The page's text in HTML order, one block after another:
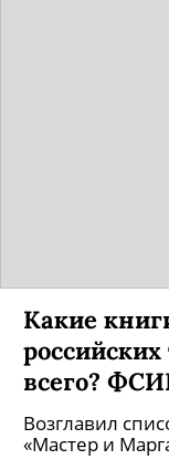
Какие
всего?
Возглавил
«Мастер и